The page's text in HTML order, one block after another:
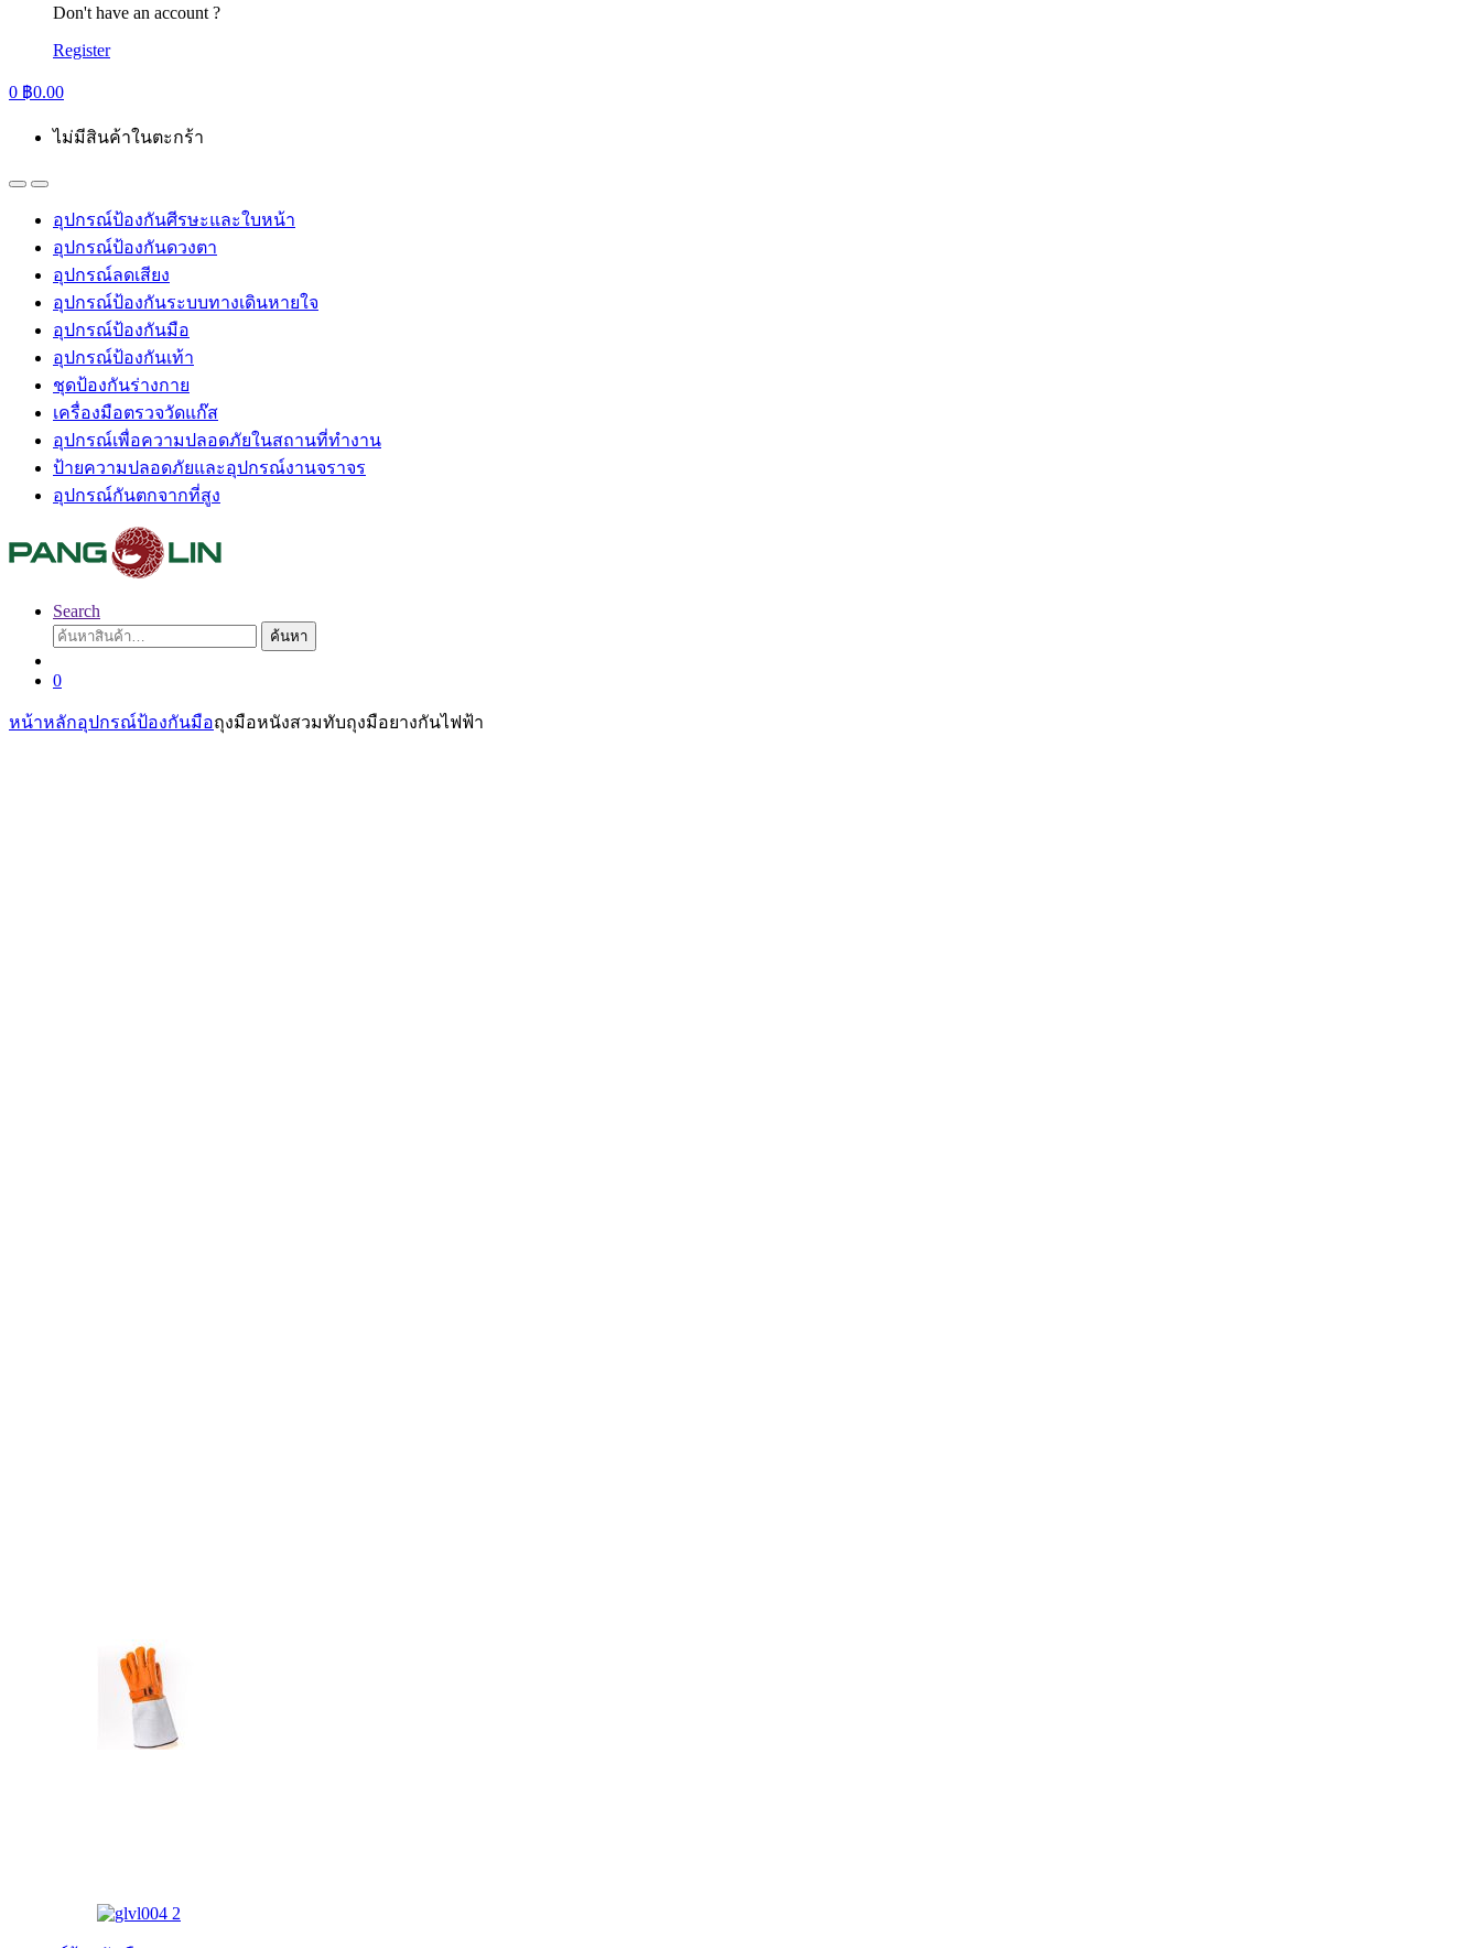
Don't have an account ?
Register
0 ฿0.00
ไม่มีสินค้าในตะกร้า
อุปกรณ์ป้องกันศีรษะและใบหน้า
อุปกรณ์ป้องกันดวงตา
อุปกรณ์ลดเสียง
อุปกรณ์ป้องกันระบบทางเดินหายใจ
อุปกรณ์ป้องกันมือ
อุปกรณ์ป้องกันเท้า
ชุดป้องกันร่างกาย
เครื่องมือตรวจวัดแก๊ส
อุปกรณ์เพื่อความปลอดภัยในสถานที่ทำงาน
ป้ายความปลอดภัยและอุปกรณ์งานจราจร
อุปกรณ์กันตกจากที่สูง
Search
ค้นหา:
ค้นหา
0
หน้าหลักอุปกรณ์ป้องกันมือถุงมือหนังสวมทับถุงมือยางกันไฟฟ้า